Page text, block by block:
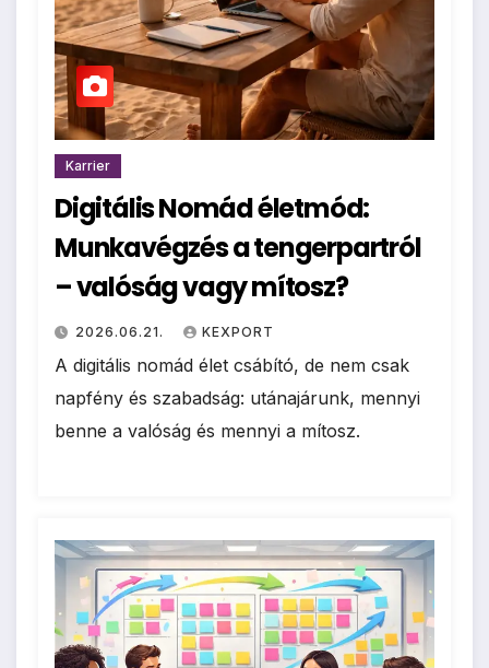
Karrier
Digitális Nomád életmód:
Munkavégzés a tengerpartról
– valóság vagy mítosz?
2026.06.21. KEXPORT
A digitális nomád élet csábító, de nem csak
napfény és szabadság: utánajárunk, mennyi
benne a valóság és mennyi a mítosz.